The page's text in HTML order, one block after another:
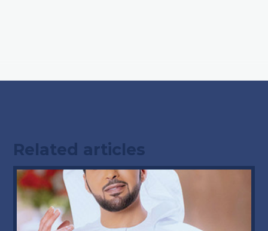
Related articles